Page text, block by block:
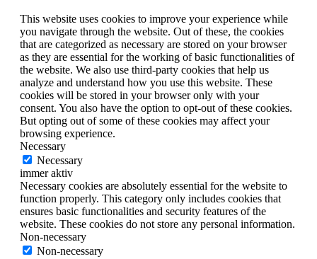
This website uses cookies to improve your experience while
you navigate through the website. Out of these, the cookies
that are categorized as necessary are stored on your browser
as they are essential for the working of basic functionalities of
the website. We also use third-party cookies that help us
analyze and understand how you use this website. These
cookies will be stored in your browser only with your
consent. You also have the option to opt-out of these cookies.
But opting out of some of these cookies may affect your
browsing experience.
Necessary
Necessary
immer aktiv
Necessary cookies are absolutely essential for the website to
function properly. This category only includes cookies that
ensures basic functionalities and security features of the
website. These cookies do not store any personal information.
Non-necessary
Non-necessary